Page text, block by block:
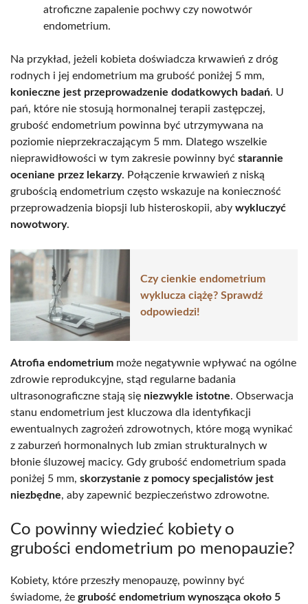
atroficzne zapalenie pochwy czy nowotwór
endometrium.
Na przykład, jeżeli kobieta doświadcza krwawień z dróg
rodnych i jej endometrium ma grubość poniżej 5 mm,
konieczne jest przeprowadzenie dodatkowych badań. U
pań, które nie stosują hormonalnej terapii zastępczej,
grubość endometrium powinna być utrzymywana na
poziomie nieprzekraczającym 5 mm. Dlatego wszelkie
nieprawidłowości w tym zakresie powinny być starannie
oceniane przez lekarzy. Połączenie krwawień z niską
grubością endometrium często wskazuje na konieczność
przeprowadzenia biopsji lub histeroskopii, aby wykluczyć
nowotwory.
Czy cienkie endometrium
wyklucza ciążę? Sprawdź
odpowiedzi!
Atrofia endometrium może negatywnie wpływać na ogólne
zdrowie reprodukcyjne, stąd regularne badania
ultrasonograficzne stają się niezwykle istotne. Obserwacja
stanu endometrium jest kluczowa dla identyfikacji
ewentualnych zagrożeń zdrowotnych, które mogą wynikać
z zaburzeń hormonalnych lub zmian strukturalnych w
błonie śluzowej macicy. Gdy grubość endometrium spada
poniżej 5 mm, skorzystanie z pomocy specjalistów jest
niezbędne, aby zapewnić bezpieczeństwo zdrowotne.
Co powinny wiedzieć kobiety o
grubości endometrium po menopauzie?
Kobiety, które przeszły menopauzę, powinny być
świadome, że grubość endometrium wynosząca około 5